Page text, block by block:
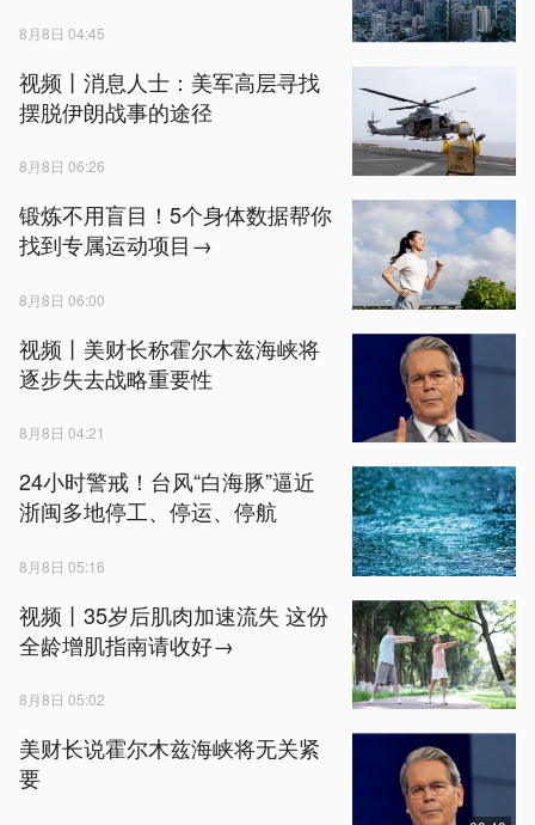
8月8日 04:45
视频丨消息人士：美军高层寻找
摆脱伊朗战事的途径
8月8日 06:26
锻炼不用盲目！5个身体数据帮你
找到专属运动项目→
8月8日 06:00
视频丨美财长称霍尔木兹海峡将
逐步失去战略重要性
8月8日 04:21
24小时警戒！台风“白海豚”逼近
浙闽多地停工、停运、停航
8月8日 05:16
视频丨35岁后肌肉加速流失 这份
全龄增肌指南请收好→
8月8日 05:02
美财长说霍尔木兹海峡将无关紧
要